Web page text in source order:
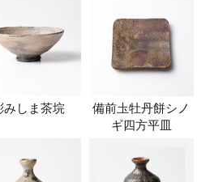
みしま茶垸
備前圡牡丹餅シノ
ギ四方平皿